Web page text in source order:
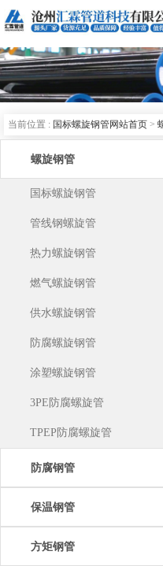
当前位置 : 国标螺旋钢管网站首页 >
螺旋钢管
国标螺旋钢管
管线钢螺旋管
热力螺旋钢管
燃气螺旋钢管
供水螺旋钢管
防腐螺旋钢管
涂塑螺旋钢管
3PE防腐螺旋管
TPEP防腐螺旋管
防腐钢管
保温钢管
方矩钢管